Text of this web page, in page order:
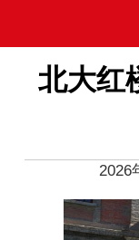
北大红
2026